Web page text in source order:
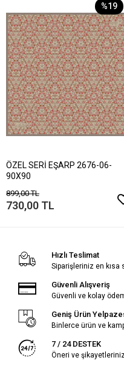
%19
ÖZEL SERİ EŞARP 2676-06-
90X90
899,00 TL
730,00 TL
Hızlı Teslimat
Siparişleriniz en kısa
Güvenli Alışveriş
Güvenli ve kolay
Geniş Ürün
Binlerce ürün ve
7 / 24 DESTEK
Öneri ve